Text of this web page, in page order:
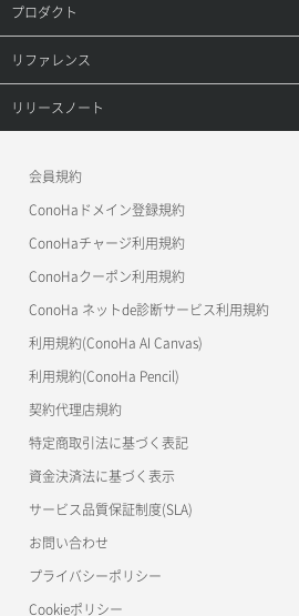
VIP追加
サブネット一覧取得
サブネット削除
サブネット詳細取得
サブネット追加（ローカルネットワーク）
サブネット追加（ロードバランサー）
サブネット追加（追加IP）
セキュリティグループ ルール一覧取得
セキュリティグループ ルール削除
セキュリティグループ ルール追加
セキュリティグループ削除
一時的Web公開
レコード詳細取得
レコード追加
DBユーザー削除
DBユーザー更新
DBユーザー詳細取得
DBユーザー追加
DB削除
DB詳細取得
バックアップリストア（DB）
接続許可DBユーザー一覧取得
プロダクト
プロダクトトップ
ConoHa VPS(Ver.3.0)
ConoHa for GAME
リファレンス
リファレンストップ
OpenStack CLI
Terraform
s3cmd
公開API(ConoHa VPS Ver.2.0)
リリースノート
会員規約
ConoHaドメイン登録規約
ConoHaチャージ利用規約
ConoHaクーポン利用規約
ConoHa ネットde診断サービス利用規約
利用規約(ConoHa AI Canvas)
利用規約(ConoHa Pencil)
契約代理店規約
特定商取引法に基づく表記
資金決済法に基づく表示
サービス品質保証制度(SLA)
お問い合わせ
プライバシーポリシー
Cookieポリシー